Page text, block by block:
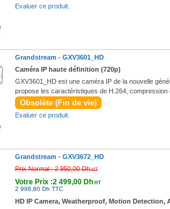
Evaluer ce produit.
Grandstream - GXV3601_HD
Caméra IP haute définition (720p)
GXV3601_HD est une caméra IP de la nouvelle
propose les caractéristiques de H.264,
Obsolète (Fin de vie)
Evaluer ce produit.
Grandstream - GXV3672_HD
Prix Normal :2 950,00 DhHT
Votre Prix :2 499,00 DhHT
2 998,80 Dh TTC
HD IP Camera, Weatherproof, Motion Detection,